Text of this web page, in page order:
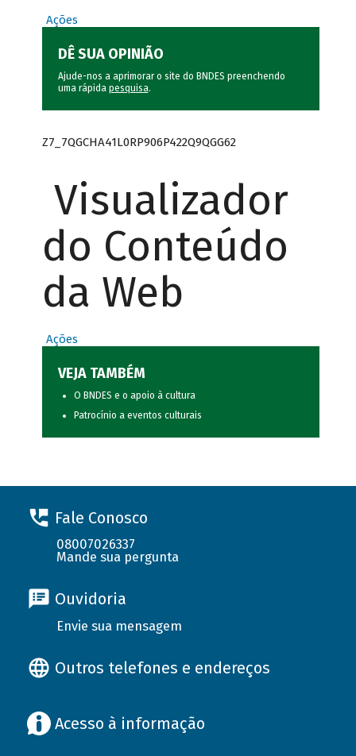
Ações
DÊ SUA OPINIÃO
Ajude-nos a aprimorar o site do BNDES preenchendo
uma rápida pesquisa.
Z7_7QGCHA41L0RP906P422Q9QGG62
Visualizador
do Conteúdo
da Web
Ações
VEJA TAMBÉM
O BNDES e o apoio à cultura
Patrocínio a eventos culturais
Fale Conosco
08007026337
Mande sua pergunta
Ouvidoria
Envie sua mensagem
Outros telefones e endereços
Acesso à informação